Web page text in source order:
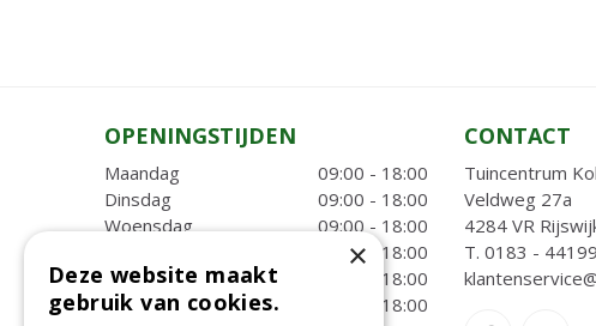
OPENINGSTIJDEN
Maandag
09:00 - 18:00
Dinsdag
09:00 - 18:00
Woensdag
09:00 - 18:00
09:00 - 18:00
Vrijdag
09:00 - 18:00
Zaterdag
09:00 - 18:00
CONTACT
Tuincentrum
Veldweg 27a
4284 VR
T. 0183 -
×
Deze website maakt
gebruik van cookies.